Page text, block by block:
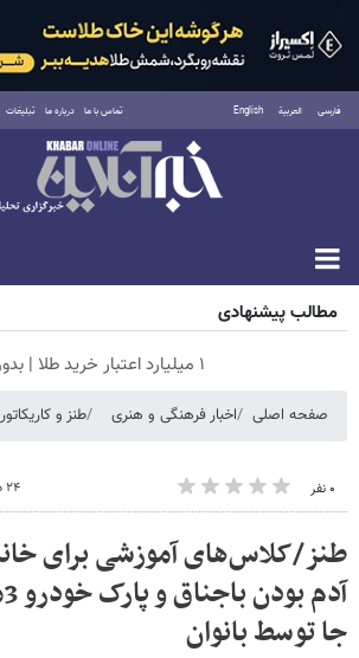
فارسی العربية English تماس با ما درباره ما تبلیغات
جمعه ۱۶ مرداد ۱۴۰۵
مطالب پیشنهادی
۱ میلیارد اعتبار خرید طلا | بدون ضامن و چک
صفحه اصلی اخبار فرهنگی و هنری طنز و کاریکاتور
۰ نفر ۲۴ دی ۱۳۹۱ - ۱۴:۳۸
جا توسط بانوان